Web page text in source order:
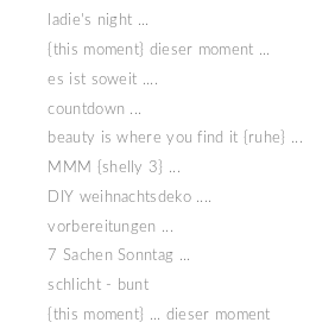
ladie's night ...
{this moment} dieser moment ...
es ist soweit ....
countdown ...
beauty is where you find it {ruhe} ...
MMM {shelly 3} ...
DIY weihnachtsdeko ....
vorbereitungen ...
7 Sachen Sonntag ...
schlicht - bunt
{this moment} ... dieser moment